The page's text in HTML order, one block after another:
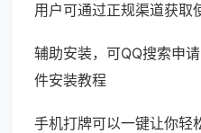
用户可通过正规渠道获取
辅助安装，可QQ搜索申
件安装教程
手机打牌可以一键让你轻